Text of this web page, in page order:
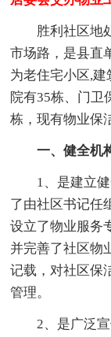
胜利社区地处
市场路，是县直
为老住宅小区,
院有35栋、门卫
栋，现有物业保
一、健全机构
1、是建立健
了由社区书记任
设立了物业服务
并完善了社区物
记载，对社区保
管理。
2、是广泛宣